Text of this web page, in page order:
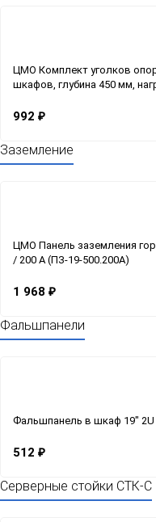
ЦМО Комплект уголков
шкафов, глубина 450 мм,
992 ₽
Заземление
ЦМО Панель заземления
/ 200 А (ПЗ-19-500.200А)
1 968 ₽
Фальшпанели
Фальшпанель в шкаф 19"
512 ₽
Серверные стойки СТК-С